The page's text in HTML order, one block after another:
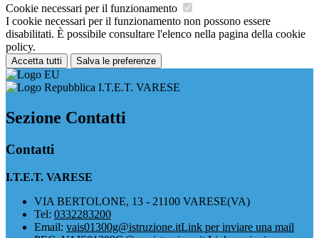
Cookie necessari per il funzionamento
I cookie necessari per il funzionamento non possono essere
disabilitati. È possibile consultare l'elenco nella pagina della cookie
policy.
Accetta tutti Salva le preferenze
I.T.E.T. VARESE
Sezione Contatti
Contatti
I.T.E.T. VARESE
VIA BERTOLONE, 13 - 21100 VARESE(VA)
Tel: 0332283200
Email: vais01300g@istruzione.itLink per inviare una mail